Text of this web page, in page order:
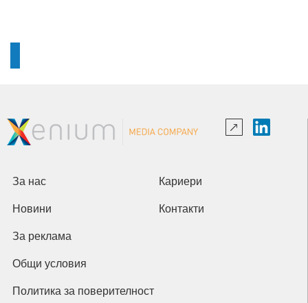
За нас Кариери
Новини Контакти
За реклама
Общи условия
Политика за поверителност